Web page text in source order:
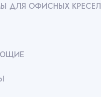
ДЛЯ ОФИСНЫХ КРЕСЕЛ